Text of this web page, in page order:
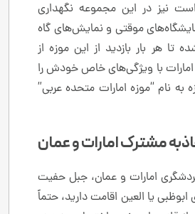
نیز در این مجموعه نگهداری
موقتی و نمایش‌های گاه
تا هر بار بازدید از این موزه از
با ویژگی‌های خاص خودش را
به نام “موزه امارات متحده عربی”
مشترک امارات و عمان
امارات و عمان، جبل حفیت
یا العین اقامت دارید، حتماً